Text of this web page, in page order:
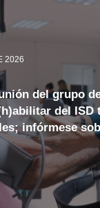
2026
del grupo
del ISD
infórmese